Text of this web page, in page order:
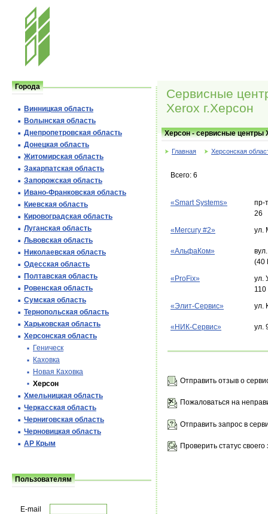
Сервисные
Xerox г.Херсон
Херсон - сервисные центры
Главная Херсонская
Всего: 6
«Smart Systems»
пр-
26
«Mercury #2»
ул.
«АльфаКом»
(40
«ProFix»
ул.
«Элит-Сервис»
ул.
«НИК-Сервис» ул.
Отправить отзыв о
Пожаловаться на
Отправить запрос в
Проверить статус своего
Города
Винницкая область
Волынская область
Днепропетровская область
Донецкая область
Житомирская область
Закарпатская область
Запорожская область
Ивано-Франковская область
Киевская область
Кировоградская область
Луганская область
Львовская область
Николаевская область
Одесская область
Полтавская область
Ровенская область
Сумская область
Тернопольская область
Харьковская область
Херсонская область
Геническ
Каховка
Новая Каховка
Херсон
Хмельницкая область
Черкасская область
Черниговская область
Черновицкая область
АР Крым
Пользователям
E-mail